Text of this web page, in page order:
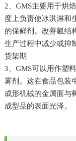
2、GMS主要用于烘
度上负责使冰淇淋和
的保鲜剂。改善瓤结
生产过程中减少或抑
货架期
3、GMS可以用作塑
雾剂。这在食品包装
成形机械的金属面与
成型品的表面光泽。